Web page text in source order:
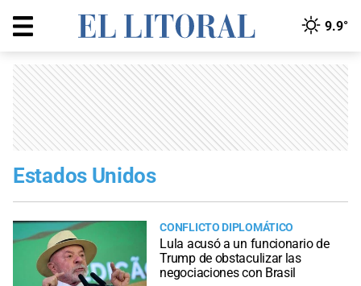
9.9°
Estados Unidos
CONFLICTO DIPLOMÁTICO
Lula acusó a un funcionario de
Trump de obstaculizar las
negociaciones con Brasil